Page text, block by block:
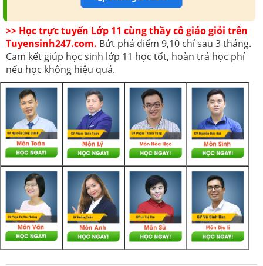
>> Học trực tuyến Lớp 11 cùng thầy cô giáo giỏi trên
Tuyensinh247.com. Bứt phá điểm 9,10 chỉ sau 3 tháng.
Cam kết giúp học sinh lớp 11 học tốt, hoàn trả học phí
nếu học không hiệu quả.